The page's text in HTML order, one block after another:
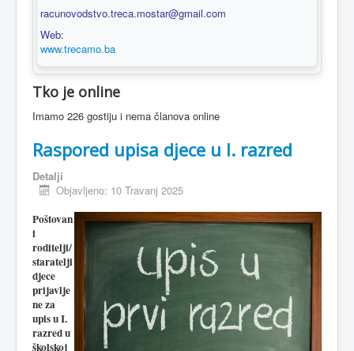
racunovodstvo.treca.mostar@gmail.com
Web:
www.trecamo.ba
Tko je online
Imamo 226 gostiju i nema članova online
Raspored upisa djece u I. razred
Detalji
Objavljeno: 10 Travanj 2025
Poštovan
i
roditelji/
staratelji
djece
prijavlje
ne za
upis u I.
razred u
školskoj